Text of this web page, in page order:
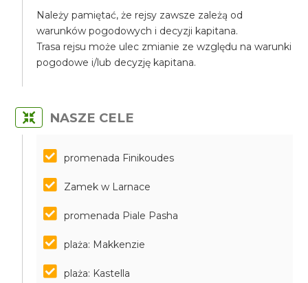
Należy pamiętać, że rejsy zawsze zależą od
warunków pogodowych i decyzji kapitana.
Trasa rejsu może ulec zmianie ze względu na warunki
pogodowe i/lub decyzję kapitana.
NASZE CELE
promenada Finikoudes
Zamek w Larnace
promenada Piale Pasha
plaża: Makkenzie
plaża: Kastella